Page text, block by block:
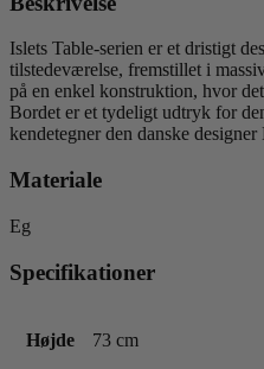
Islets Table-serien er et dristigt
tilstedeværelse, fremstillet i
på en enkel konstruktion, hvor
Bordet er et tydeligt udtryk for
kendetegner den danske
Materiale
Eg
Specifikationer
Højde 73 cm